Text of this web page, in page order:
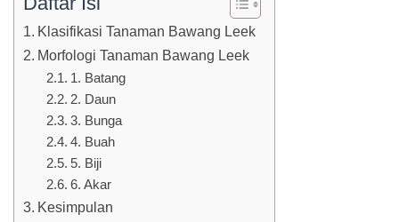
Klasifikasi Tanaman Bawang Leek
Morfologi Tanaman Bawang Leek
1. Batang
2. Daun
3. Bunga
4. Buah
5. Biji
6. Akar
Kesimpulan